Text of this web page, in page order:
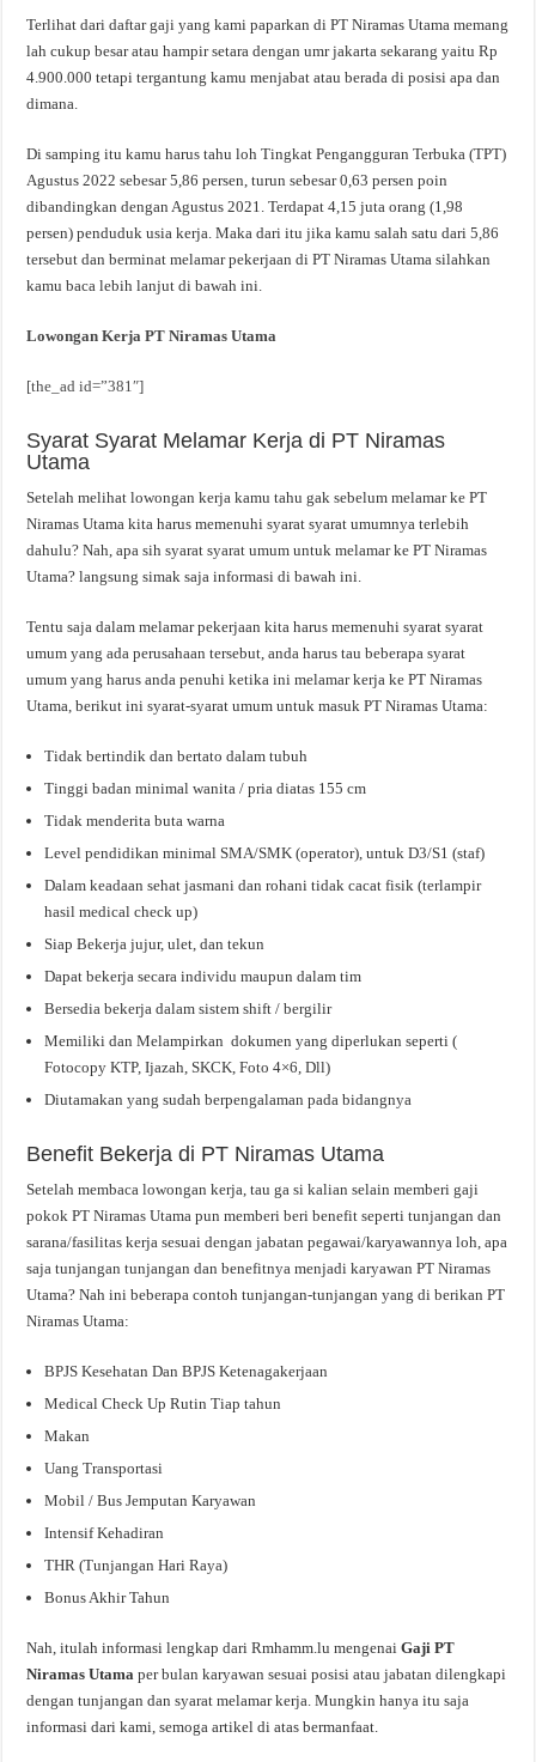
Terlihat dari daftar gaji yang kami paparkan di PT Niramas Utama memang
lah cukup besar atau hampir setara dengan umr jakarta sekarang yaitu Rp
4.900.000 tetapi tergantung kamu menjabat atau berada di posisi apa dan
dimana.
Di samping itu kamu harus tahu loh Tingkat Pengangguran Terbuka (TPT)
Agustus 2022 sebesar 5,86 persen, turun sebesar 0,63 persen poin
dibandingkan dengan Agustus 2021. Terdapat 4,15 juta orang (1,98
persen) penduduk usia kerja. Maka dari itu jika kamu salah satu dari 5,86
tersebut dan berminat melamar pekerjaan di PT Niramas Utama silahkan
kamu baca lebih lanjut di bawah ini.
Lowongan Kerja PT Niramas Utama
[the_ad id=”381″]
Syarat Syarat Melamar Kerja di PT Niramas
Utama
Setelah melihat lowongan kerja kamu tahu gak sebelum melamar ke PT
Niramas Utama kita harus memenuhi syarat syarat umumnya terlebih
dahulu? Nah, apa sih syarat syarat umum untuk melamar ke PT Niramas
Utama? langsung simak saja informasi di bawah ini.
Tentu saja dalam melamar pekerjaan kita harus memenuhi syarat syarat
umum yang ada perusahaan tersebut, anda harus tau beberapa syarat
umum yang harus anda penuhi ketika ini melamar kerja ke PT Niramas
Utama, berikut ini syarat-syarat umum untuk masuk PT Niramas Utama:
Tidak bertindik dan bertato dalam tubuh
Tinggi badan minimal wanita / pria diatas 155 cm
Tidak menderita buta warna
Level pendidikan minimal SMA/SMK (operator), untuk D3/S1 (staf)
Dalam keadaan sehat jasmani dan rohani tidak cacat fisik (terlampir
hasil medical check up)
Siap Bekerja jujur, ulet, dan tekun
Dapat bekerja secara individu maupun dalam tim
Bersedia bekerja dalam sistem shift / bergilir
Memiliki dan Melampirkan dokumen yang diperlukan seperti (
Fotocopy KTP, Ijazah, SKCK, Foto 4×6, Dll)
Diutamakan yang sudah berpengalaman pada bidangnya
Benefit Bekerja di PT Niramas Utama
Setelah membaca lowongan kerja, tau ga si kalian selain memberi gaji
pokok PT Niramas Utama pun memberi beri benefit seperti tunjangan dan
sarana/fasilitas kerja sesuai dengan jabatan pegawai/karyawannya loh, apa
saja tunjangan tunjangan dan benefitnya menjadi karyawan PT Niramas
Utama? Nah ini beberapa contoh tunjangan-tunjangan yang di berikan PT
Niramas Utama:
BPJS Kesehatan Dan BPJS Ketenagakerjaan
Medical Check Up Rutin Tiap tahun
Makan
Uang Transportasi
Mobil / Bus Jemputan Karyawan
Intensif Kehadiran
THR (Tunjangan Hari Raya)
Bonus Akhir Tahun
Nah, itulah informasi lengkap dari Rmhamm.lu mengenaiGaji PT
Niramas Utamaper bulan karyawan sesuai posisi atau jabatan dilengkapi
dengan tunjangan dan syarat melamar kerja. Mungkin hanya itu saja
informasi dari kami, semoga artikel di atas bermanfaat.